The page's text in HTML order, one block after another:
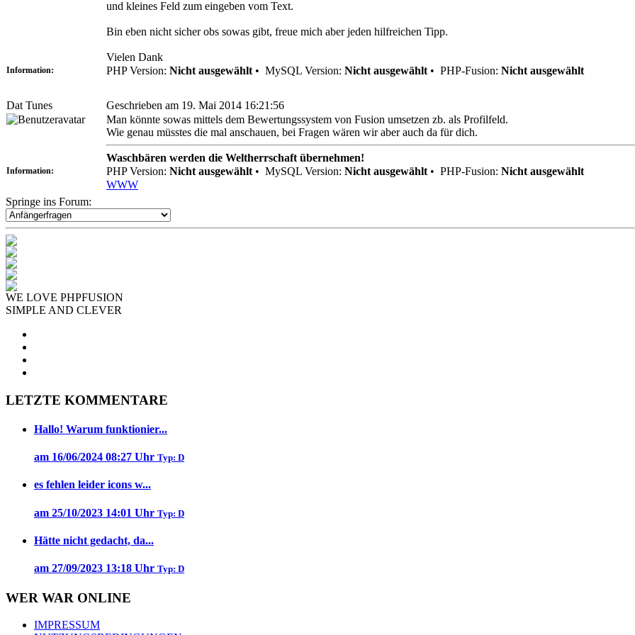
und kleines Feld zum eingeben vom Text.
Bin eben nicht sicher obs sowas gibt, freue mich aber jeden hilfreichen Tipp.
Vielen Dank
Information: PHP Version: Nicht ausgewählt • MySQL Version: Nicht ausgewählt • PHP-Fusion: Nicht ausgewählt
Dat Tunes
Geschrieben am 19. Mai 2014 16:21:56
Man könnte sowas mittels dem Bewertungssystem von Fusion umsetzen zb. als Profilfeld.
Wie genau müsstes die mal anschauen, bei Fragen wären wir aber auch da für dich.
Waschbären werden die Weltherrschaft übernehmen!
Information: PHP Version: Nicht ausgewählt • MySQL Version: Nicht ausgewählt • PHP-Fusion: Nicht ausgewählt
WWW
Springe ins Forum:
WE LOVE PHPFUSION
SIMPLE AND CLEVER
LETZTE KOMMENTARE
Hallo! Warum funktionier...
am 16/06/2024 08:27 Uhr Typ: D
es fehlen leider icons w...
am 25/10/2023 14:01 Uhr Typ: D
Hätte nicht gedacht, da...
am 27/09/2023 13:18 Uhr Typ: D
WER WAR ONLINE
IMPRESSUM